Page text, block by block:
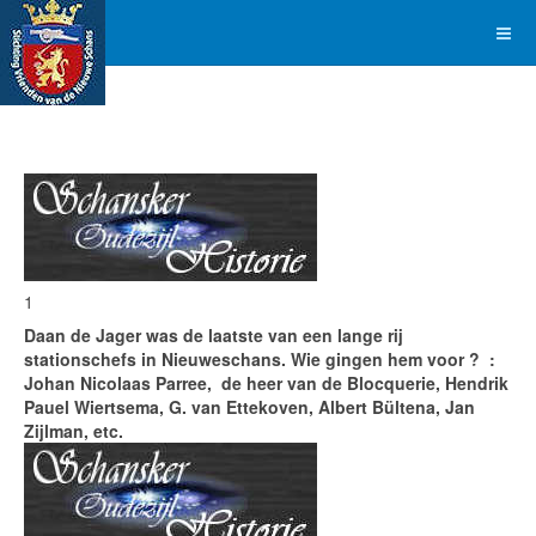
1
Daan de Jager was de laatste van een lange rij
stationschefs in Nieuweschans. Wie gingen hem voor ? :
Johan Nicolaas Parree, de heer van de Blocquerie, Hendrik
Pauel Wiertsema, G. van Ettekoven, Albert Bültena, Jan
Zijlman, etc.